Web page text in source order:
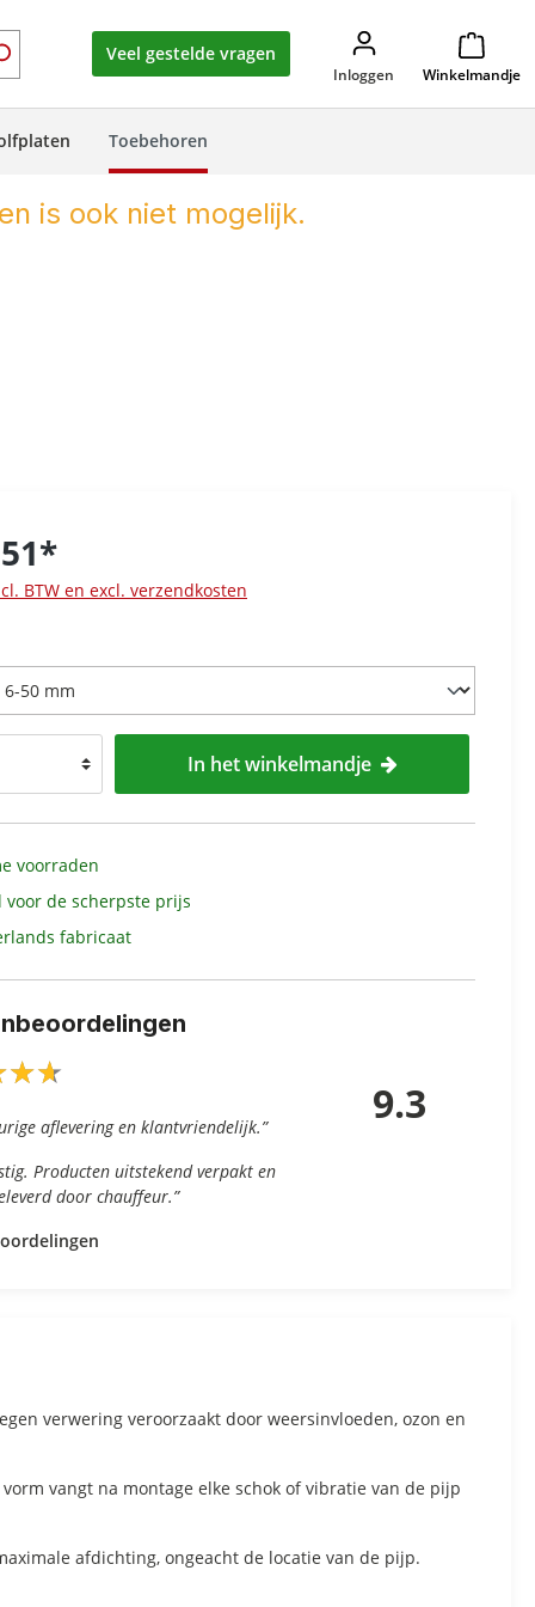
Veel gestelde vragen
Inloggen Winkelmandje
Toebehoren
is ook niet mogelijk.
BTW en excl. verzendkosten
In het winkelmandje
voorraden
voor de scherpste prijs
fabricaat
★★
★★
aflevering en klantvriendelijk.”
Producten uitstekend verpakt en
door chauffeur.”
9.3
verwering veroorzaakt door weersinvloeden, ozon en
vangt na montage elke schok of vibratie van de pijp
afdichting, ongeacht de locatie van de pijp.